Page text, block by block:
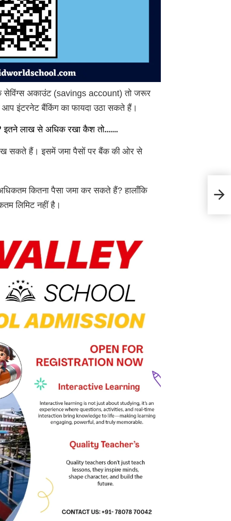
अकाउंट (savings account) तो जरूर
इंटरनेट बैंकिंग का फायदा उठा सकते हैं।
इतने लाख से अधिक रखा कैश तो…….
सकते हैं। इसमें जमा पैसों पर बैंक की ओर से
कितना पैसा जमा कर सकते हैं? हालाँकि
लिमिट नहीं है।